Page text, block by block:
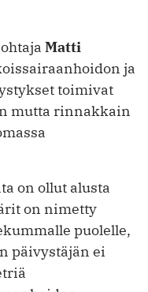
Matti
ja
toimivat
mutta rinnakkain
on ollut alusta
on nimetty
puolelle,
päivystäjän ei